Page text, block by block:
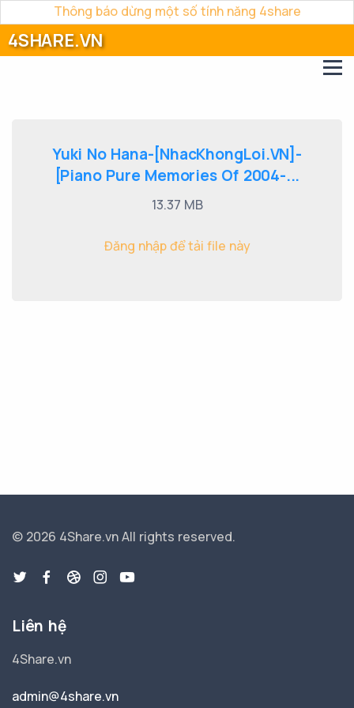
Thông báo dừng một số tính năng 4share
4SHARE.VN
Yuki No Hana-[NhacKhongLoi.VN]-
[Piano Pure Memories Of 2004-...
13.37 MB
Đăng nhập để tải file này
© 2026 4Share.vnAll rights reserved.
Liên hệ
4Share.vn
admin@4share.vn